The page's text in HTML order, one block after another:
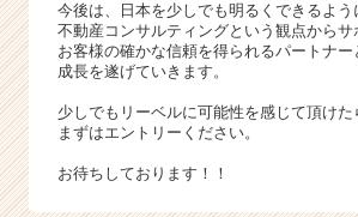
今後は、日本を少しでも明るくできるよう
不動産コンサルティングという観点からサ
お客様の確かな信頼を得られるパートナ
成長を遂げていきます。
少しでもリーベルに可能性を感じて頂けた
まずはエントリーください。
お待ちしております！！